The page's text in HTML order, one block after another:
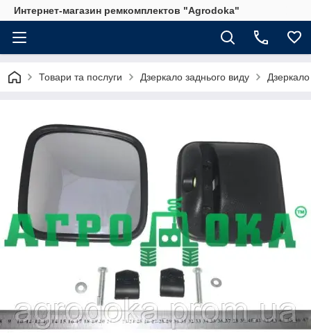
Интернет-магазин ремкомплектов "Agrodoka"
Товари та послуги Дзеркало заднього виду